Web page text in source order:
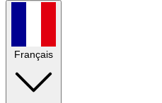
Français